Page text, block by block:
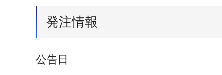
発注情報
公告日